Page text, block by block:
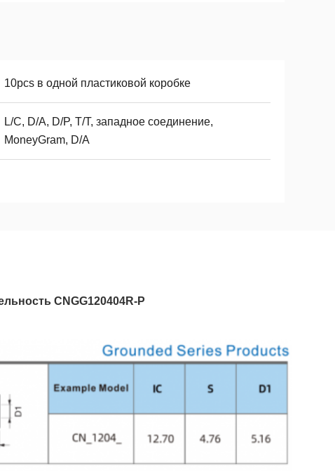
10pcs в одной пластиковой коробке
L/C, D/A, D/P, T/T, западное соединение,
MoneyGram, D/A
CNGG120404R-P